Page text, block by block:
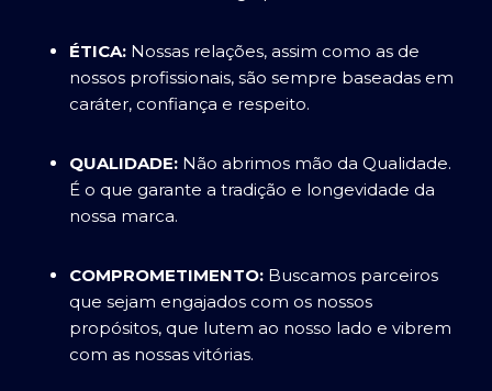
ÉTICA:Nossas relações, assim como as de
nossos profissionais, são sempre baseadas em
caráter, confiança e respeito.
QUALIDADE:Não abrimos mão da Qualidade.
É o que garante a tradição e longevidade da
nossa marca.
COMPROMETIMENTO:Buscamos parceiros
que sejam engajados com os nossos
propósitos, que lutem ao nosso lado e vibrem
com as nossas vitórias.